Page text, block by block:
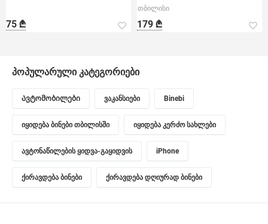
75 ₾
თბილისი
179 ₾
პოპულარული კატეგორიები
Ავტომობილები ვაკანსიები Binebi
იყიდება ბინები თბილისში იყიდება კერძო სახლები
ავტონაწილების ყიდვა-გაყიდვის iPhone
ქირავდება ბინები ქირავდება დღიურად ბინები